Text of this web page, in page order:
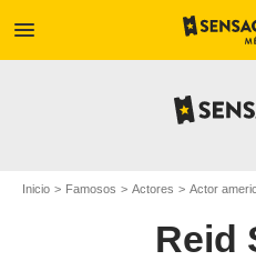
menu
Inicio Famosos Actores Actor
Reid